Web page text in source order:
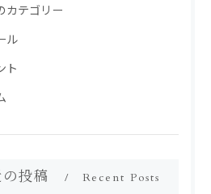
カテゴリー
ル
ト
投稿 Recent Posts